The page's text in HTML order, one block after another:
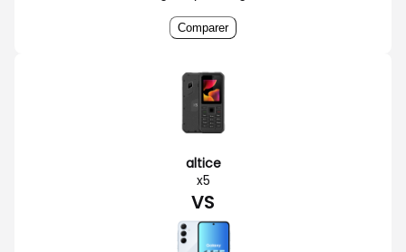
Comparer
altice
x5
VS